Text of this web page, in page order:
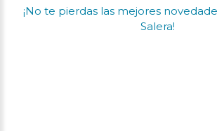
¡No te pierdas las mejores
Salera!